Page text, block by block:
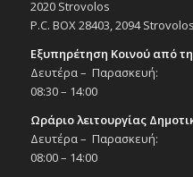
Πολιτιστικό
ΝΟΕ
22
Vartan Tashdjian
16:00-20:00
Πολιτιστικό
2020 Strovolos
P.C. BOX 28403, 2094 Strovolos
Εξυπηρέτηση Κοινού από
Δευτέρα – Παρασκευή:
08:30 – 14:00
Ωράριο λειτουργίας
Δευτέρα – Παρασκευή:
08:00 – 14:00